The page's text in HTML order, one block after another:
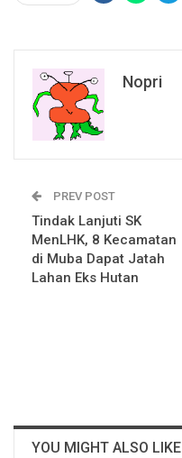
Nopri
PREV POST
Tindak Lanjuti SK
MenLHK, 8 Kecamatan
di Muba Dapat Jatah
Lahan Eks Hutan
YOU MIGHT ALSO LIKE